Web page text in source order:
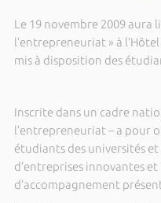
Le 19 novembre 2009 aura
l’entrepreneuriat » à
mis à disposition des
Inscrite dans un cadre
l’entrepreneuriat – a pour
étudiants des universités
d’entreprises innovantes
d’accompagnement